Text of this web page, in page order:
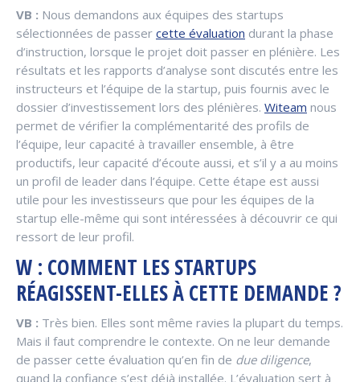
VB : Nous demandons aux équipes des startups
sélectionnées de passer cette évaluation durant la phase
d’instruction, lorsque le projet doit passer en plénière. Les
résultats et les rapports d’analyse sont discutés entre les
instructeurs et l’équipe de la startup, puis fournis avec le
dossier d’investissement lors des plénières. Witeam nous
permet de vérifier la complémentarité des profils de
l’équipe, leur capacité à travailler ensemble, à être
productifs, leur capacité d’écoute aussi, et s’il y a au moins
un profil de leader dans l’équipe. Cette étape est aussi
utile pour les investisseurs que pour les équipes de la
startup elle-même qui sont intéressées à découvrir ce qui
ressort de leur profil.
W : COMMENT LES STARTUPS
RÉAGISSENT-ELLES À CETTE DEMANDE ?
VB : Très bien. Elles sont même ravies la plupart du temps.
Mais il faut comprendre le contexte. On ne leur demande
de passer cette évaluation qu’en fin de due diligence,
quand la confiance s’est déjà installée. L’évaluation sert à